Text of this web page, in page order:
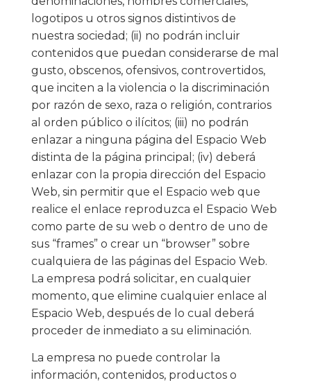
logotipos u otros signos distintivos de
nuestra sociedad; (ii) no podrán incluir
contenidos que puedan considerarse de mal
gusto, obscenos, ofensivos, controvertidos,
que inciten a la violencia o la discriminación
por razón de sexo, raza o religión, contrarios
al orden público o ilícitos; (iii) no podrán
enlazar a ninguna página del Espacio Web
distinta de la página principal; (iv) deberá
enlazar con la propia dirección del Espacio
Web, sin permitir que el Espacio web que
realice el enlace reproduzca el Espacio Web
como parte de su web o dentro de uno de
sus “frames” o crear un “browser” sobre
cualquiera de las páginas del Espacio Web.
La empresa podrá solicitar, en cualquier
momento, que elimine cualquier enlace al
Espacio Web, después de lo cual deberá
proceder de inmediato a su eliminación.
La empresa no puede controlar la
información, contenidos, productos o